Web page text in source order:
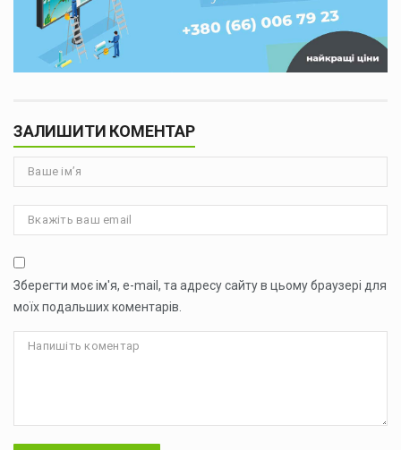
ЗАЛИШИТИ КОМЕНТАР
Зберегти моє ім'я, e-mail, та адресу сайту в цьому браузері для
моїх подальших коментарів.